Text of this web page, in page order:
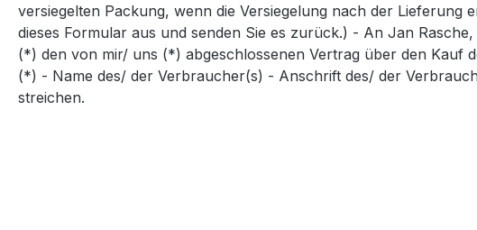
versiegelten Packung, wenn die Versiegelung nach der
dieses Formular aus und senden Sie es zurück.) - An Jan
(*) den von mir/ uns (*) abgeschlossenen Vertrag über den Kauf
(*) - Name des/ der Verbraucher(s) - Anschrift des/ der
streichen.